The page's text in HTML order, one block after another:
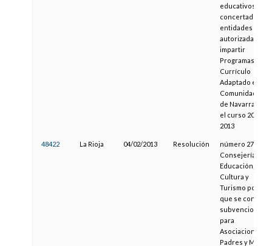
educativos
concertados y
entidades
autorizadas
impartir
Programas de
Currículo
Adaptado en la
Comunidad
de Navarra, para
el curso 2012-
2013
48422 La Rioja 04/02/2013 Resolución
número 270,de
Consejería de
Educación,
Cultura y
Turismo por la
que se
subvenciones
para
Asociaciones de
Padres y